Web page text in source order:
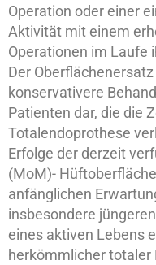
Operation oder einer
Aktivität mit einem
Operationen im Laufe
Der
konservativere
Patienten dar, die die
Totalendoprothese
Erfolge der derzeit
(MoM)-
anfänglichen
insbesondere
eines aktiven Lebens
herkömmlicher